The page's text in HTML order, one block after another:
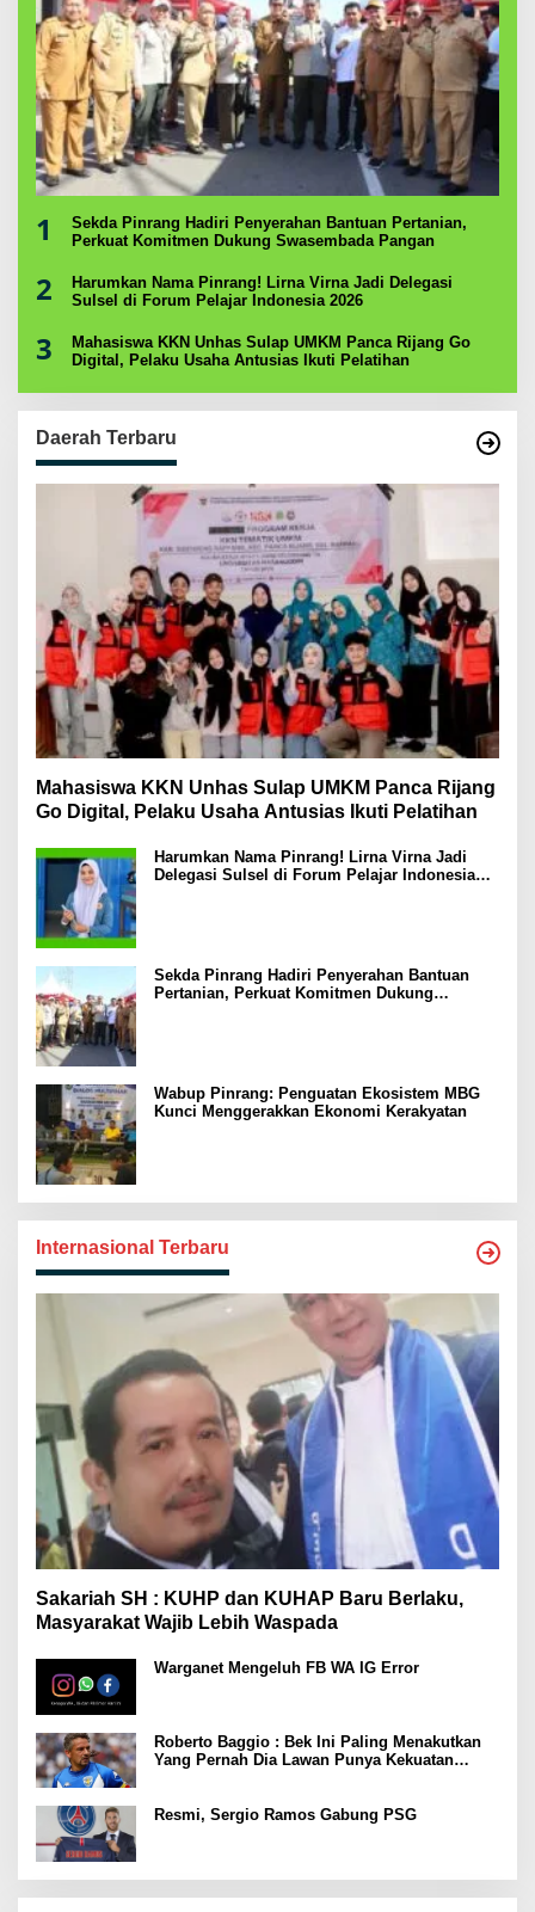
1
Sekda Pinrang Hadiri Penyerahan Bantuan Pertanian,
Perkuat Komitmen Dukung Swasembada Pangan
2
Harumkan Nama Pinrang! Lirna Virna Jadi Delegasi
Sulsel di Forum Pelajar Indonesia 2026
3
Mahasiswa KKN Unhas Sulap UMKM Panca Rijang Go
Digital, Pelaku Usaha Antusias Ikuti Pelatihan
Daerah Terbaru
Mahasiswa KKN Unhas Sulap UMKM Panca Rijang
Go Digital, Pelaku Usaha Antusias Ikuti Pelatihan
Harumkan Nama Pinrang! Lirna Virna Jadi
Delegasi Sulsel di Forum Pelajar Indonesia
Sekda Pinrang Hadiri Penyerahan Bantuan
Pertanian, Perkuat Komitmen Dukung
Wabup Pinrang: Penguatan Ekosistem MBG
Kunci Menggerakkan Ekonomi Kerakyatan
Internasional Terbaru
Sakariah SH : KUHP dan KUHAP Baru Berlaku,
Masyarakat Wajib Lebih Waspada
Warganet Mengeluh FB WA IG Error
Roberto Baggio : Bek Ini Paling Menakutkan
Yang Pernah Dia Lawan Punya Kekuatan
Resmi, Sergio Ramos Gabung PSG